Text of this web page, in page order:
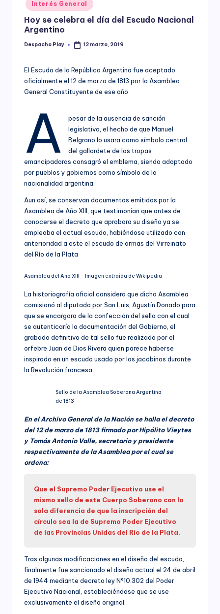
y
in
Interés General
Hoy se celebra el día del Escudo Nacional
Argentino
Posted
Despacho Play 12 marzo, 2019
El Escudo de la República Argentina fue aceptado
oficialmente el 12 de marzo de 1813 por la Asamblea
General Constituyente de ese año
A
pesar de la ausencia de sanción
legislativa, el hecho de que Manuel
Belgrano lo usara como símbolo central
del gallardete de las tropas
emancipadoras consagró el emblema, siendo adoptado
por pueblos y gobiernos como símbolo de la
nacionalidad argentina.
Aun así, se conservan documentos emitidos por la
Asamblea de Año XIII, que testimonian que antes de
conocerse el decreto que aprobara su diseño ya se
empleaba el actual escudo, habiéndose utilizado con
anterioridad a este el escudo de armas del Virreinato
del Río de la Plata
Asamblea del Año XIII – Imagen extraída de Wikipedia
La historiografía oficial considera que dicha Asamblea
comisionó al diputado por San Luis, Agustín Donado para
que se encargara de la confección del sello con el cual
se autenticaría la documentación del Gobierno, el
grabado definitivo de tal sello fue realizado por el
orfebre Juan de Dios Rivera quien parece haberse
inspirado en un escudo usado por los jacobinos durante
la Revolución francesa.
Sello de la Asamblea Soberana Argentina
de 1813
En el Archivo General de la Nación se halla el decreto
del 12 de marzo de 1813 firmado por Hipólito Vieytes
y Tomás Antonio Valle, secretario y presidente
respectivamente de la Asamblea por el cual se
ordena:
Que el Supremo Poder Ejecutivo use el
mismo sello de este Cuerpo Soberano con la
sola diferencia de que la inscripción del
círculo sea la de Supremo Poder Ejecutivo
de las Provincias Unidas del Río de la Plata.
Tras algunas modificaciones en el diseño del escudo,
finalmente fue sancionado el diseño actual el 24 de abril
de 1944 mediante decreto ley N°10.302 del Poder
Ejecutivo Nacional, estableciéndose que se use
exclusivamente el diseño original.